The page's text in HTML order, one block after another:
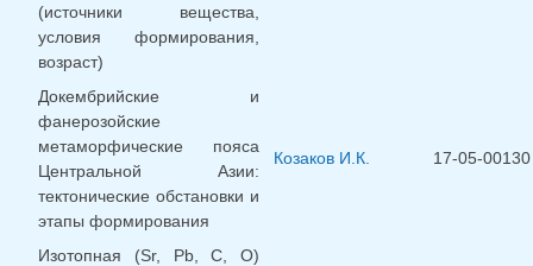
(источники вещества,
условия формирования,
возраст)
Докембрийские и
фанерозойские
метаморфические пояса
Центральной Азии:
тектонические обстановки и
этапы формирования
Козаков И.К. 17-05-00130
Изотопная (Sr, Pb, C, O)